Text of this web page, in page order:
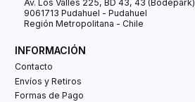
Av. Los Valles 225, BD 43, 43 (Bodepark)
9061713 Pudahuel - Pudahuel
Región Metropolitana - Chile
INFORMACIÓN
Contacto
Envíos y Retiros
Formas de Pago